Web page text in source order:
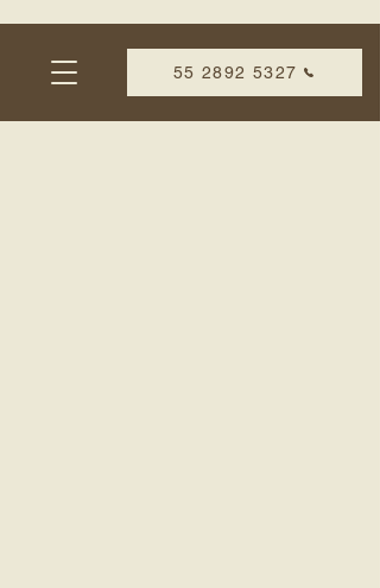
55 2892 5327